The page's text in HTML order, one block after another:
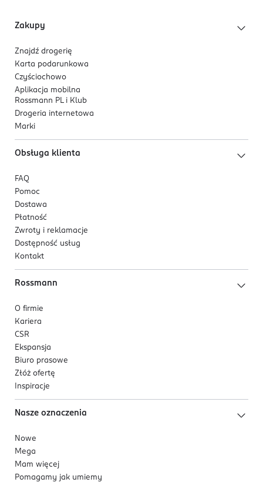
Tylko do użytku zewnętrznego.
OSOBA/PODMIOT ODPOWIEDZIALNY
Affect
43-300
office@affectcosmetics.com
PL-Polska
Kod EAN
5 902414 434165
Zakupy
Znajdź drogerię
Karta podarunkowa
Czyściochowo
Aplikacja mobilna
Rossmann PL i Klub
Drogeria internetowa
Marki
Obsługa klienta
FAQ
Pomoc
Dostawa
Płatność
Zwroty i reklamacje
Dostępność usług
Kontakt
Rossmann
O firmie
Kariera
CSR
Ekspansja
Biuro prasowe
Złóż ofertę
Inspiracje
Nasze oznaczenia
Nowe
Mega
Mam więcej
Pomagamy jak umiemy